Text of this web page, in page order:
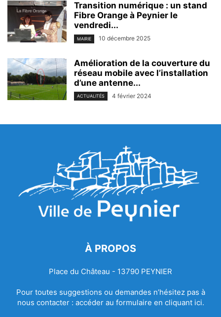
Transition numérique : un stand
Fibre Orange à Peynier le
vendredi...
MAIRIE 10 décembre 2025
Amélioration de la couverture du
réseau mobile avec l’installation
d’une antenne...
ACTUALITÉS 4 février 2024
À PROPOS
Place du Château - 13790 PEYNIER
Pour toutes suggestions ou demandes n’hésitez pas à
nous contacter : accéder au formulaire en cliquant ici.